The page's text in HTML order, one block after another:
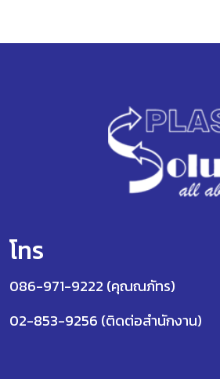
โทร
086-971-9222 (คุณณภัทร)
02-853-9256 (ติดต่อสำนักงาน)